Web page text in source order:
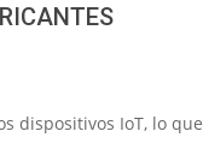
dispositivos IoT, lo que